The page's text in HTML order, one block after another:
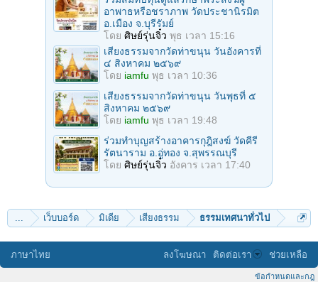
อาพาธหรือชราภาพ วัดประชานิรมิต
อ.เมือง จ.บุรีรัมย์
โดย ศิษย์รุ่นจิ๋ว พุธ เวลา 15:16
เสียงธรรมจากวัดท่าขนุน วันอังคารที่
๔ สิงหาคม ๒๕๖๙
โดย iamfu พุธ เวลา 10:36
เสียงธรรมจากวัดท่าขนุน วันพุธที่ ๕
สิงหาคม ๒๕๖๙
โดย iamfu พุธ เวลา 19:48
ร่วมทำบุญสร้างอาคารกุฎิสงฆ์ วัดคีรี
รัตนาราม อ.อู่ทอง จ.สุพรรณบุรี
โดย ศิษย์รุ่นจิ๋ว อังคาร เวลา 17:40
เว็บบอร์ด มิเดีย เสียงธรรม ธรรมเทศนาทั่วไป
ภาษาไทย ลงโฆษณา ติดต่อเรา ช่วยเหลือ
ข้อกำหนดและกฎ